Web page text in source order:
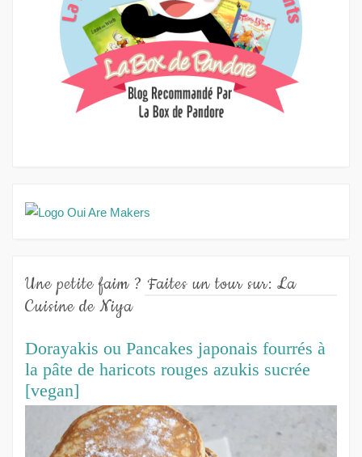
Une petite faim ? Faites un tour sur: La
Cuisine de Niya
Dorayakis ou Pancakes japonais fourrés à
la pâte de haricots rouges azukis sucrée
[vegan]